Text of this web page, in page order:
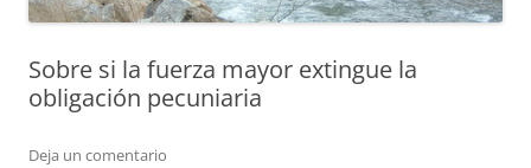
Sobre si la fuerza mayor extingue la
obligación pecuniaria
Deja un comentario